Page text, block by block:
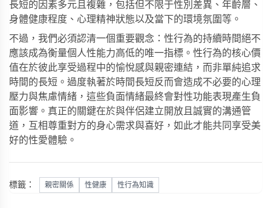
長短的因素多元且複雜，包括但不限于性別差異、年齡層、
身體健康程度、心理精神狀態以及當下的環境氛圍等。
不過，我們必須認清一個重要觀念：性行為的持續時間絕不
應該成為衡量個人性能力高低的唯一指標。性行為的核心價
值在於彼此享受過程中的愉悅感與親密連結，而非單純追求
時間的長短。過度執著於時間長短反而會造成不必要的心理
壓力與焦慮情緒，這些負面情緒最終會對性功能表現產生負
面影響。真正的關鍵在於與伴侶建立開放且誠實的溝通管
道，互相尊重對方的身心需求與喜好，如此才能共同享受美
好的性愛體驗。
標籤： 親密關係 性健康 性行為知識